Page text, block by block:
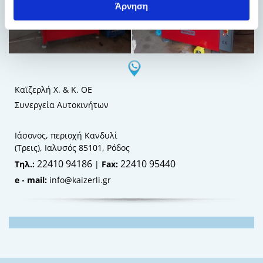
Άρνηση
Καϊζερλή Χ. & Κ. ΟΕ
Συνεργεία Αυτοκινήτων
Ιάσονος, περιοχή Κανδυλί
(Τρεις), Ιαλυσός 85101, Ρόδος
Τηλ.: 22410 94186 | Fax: 22410 95440
e - mail: info@kaizerli.gr